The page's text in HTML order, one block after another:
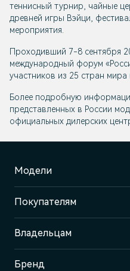
теннисный турнир, чайные
древней игры Вэйци,
мероприятия.
Проходивший 7-8 сентября
международный форум
участников из 25 стран мира
Более подробную
представленных в России
официальных дилерских
Модели
Покупателям
Владельцам
Бренд